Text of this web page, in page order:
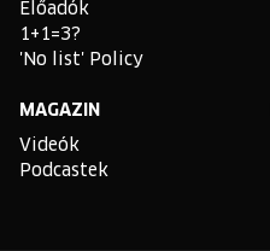
Előadók
1+1=3?
'No list' Policy
MAGAZIN
Videók
Podcastek